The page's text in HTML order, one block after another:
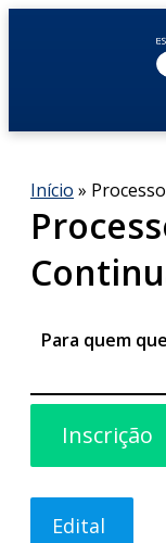
Início »
Para quem
Inscrição
Edital